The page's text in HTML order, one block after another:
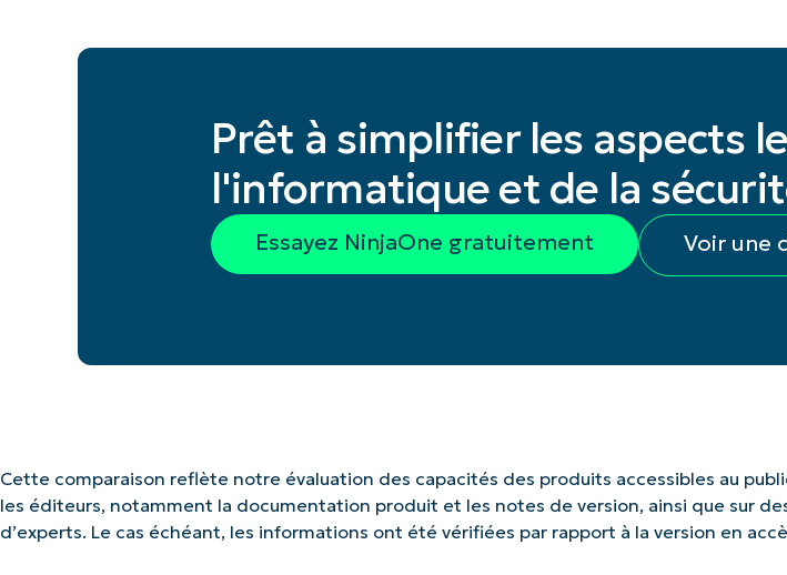
Prêt à simplifier les aspects
l'informatique et de la
Essayez NinjaOne gratuitement Voir une
Cette comparaison reflète notre évaluation des capacités des produits accessibles au
les éditeurs, notamment la documentation produit et les notes de version, ainsi que sur
d’experts. Le cas échéant, les informations ont été vérifiées par rapport à la version en